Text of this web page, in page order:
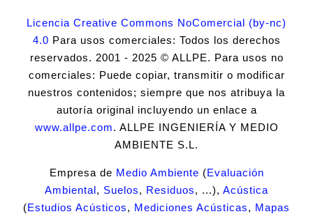
Licencia Creative Commons NoComercial (by-nc)
4.0 Para usos comerciales: Todos los derechos
reservados. 2001 - 2025 © ALLPE. Para usos no
comerciales: Puede copiar, transmitir o modificar
nuestros contenidos; siempre que nos atribuya la
autoría original incluyendo un enlace a
www.allpe.com. ALLPE INGENIERÍA Y MEDIO
AMBIENTE S.L.
Empresa de Medio Ambiente (Evaluación
Ambiental, Suelos, Residuos, ...), Acústica
(Estudios Acústicos, Mediciones Acústicas, Mapas